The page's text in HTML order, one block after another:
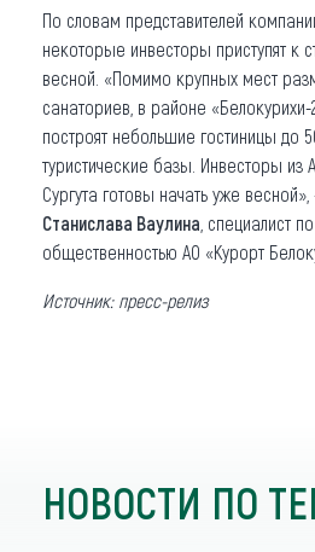
По словам представителей
некоторые инвесторы приступят к
весной. «Помимо крупных мест
санаториев, в районе
построят небольшие гостиницы до
туристические базы. Инвесторы из
Сургута готовы начать уже
Станислава Ваулина , специалист
общественностью АО «Курорт
Источник: пресс-релиз
НОВОСТИ ПО